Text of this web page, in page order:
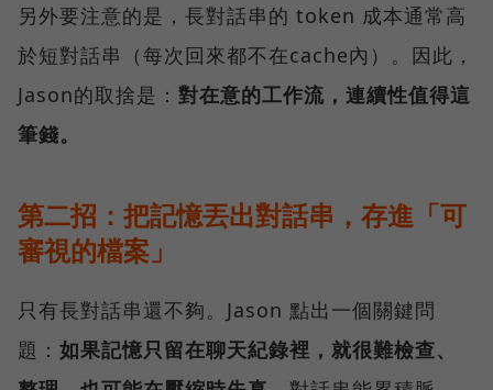
另外要注意的是，長對話串的 token 成本通常高
於短對話串（每次回來都不在cache內）。因此，
Jason的取捨是： 對在意的工作流，連續性值得這
筆錢。
第二招：把記憶丟出對話串，存進「可
審視的檔案」
只有長對話串還不夠。Jason 點出一個關鍵問
題： 如果記憶只留在聊天紀錄裡，就很難檢查、